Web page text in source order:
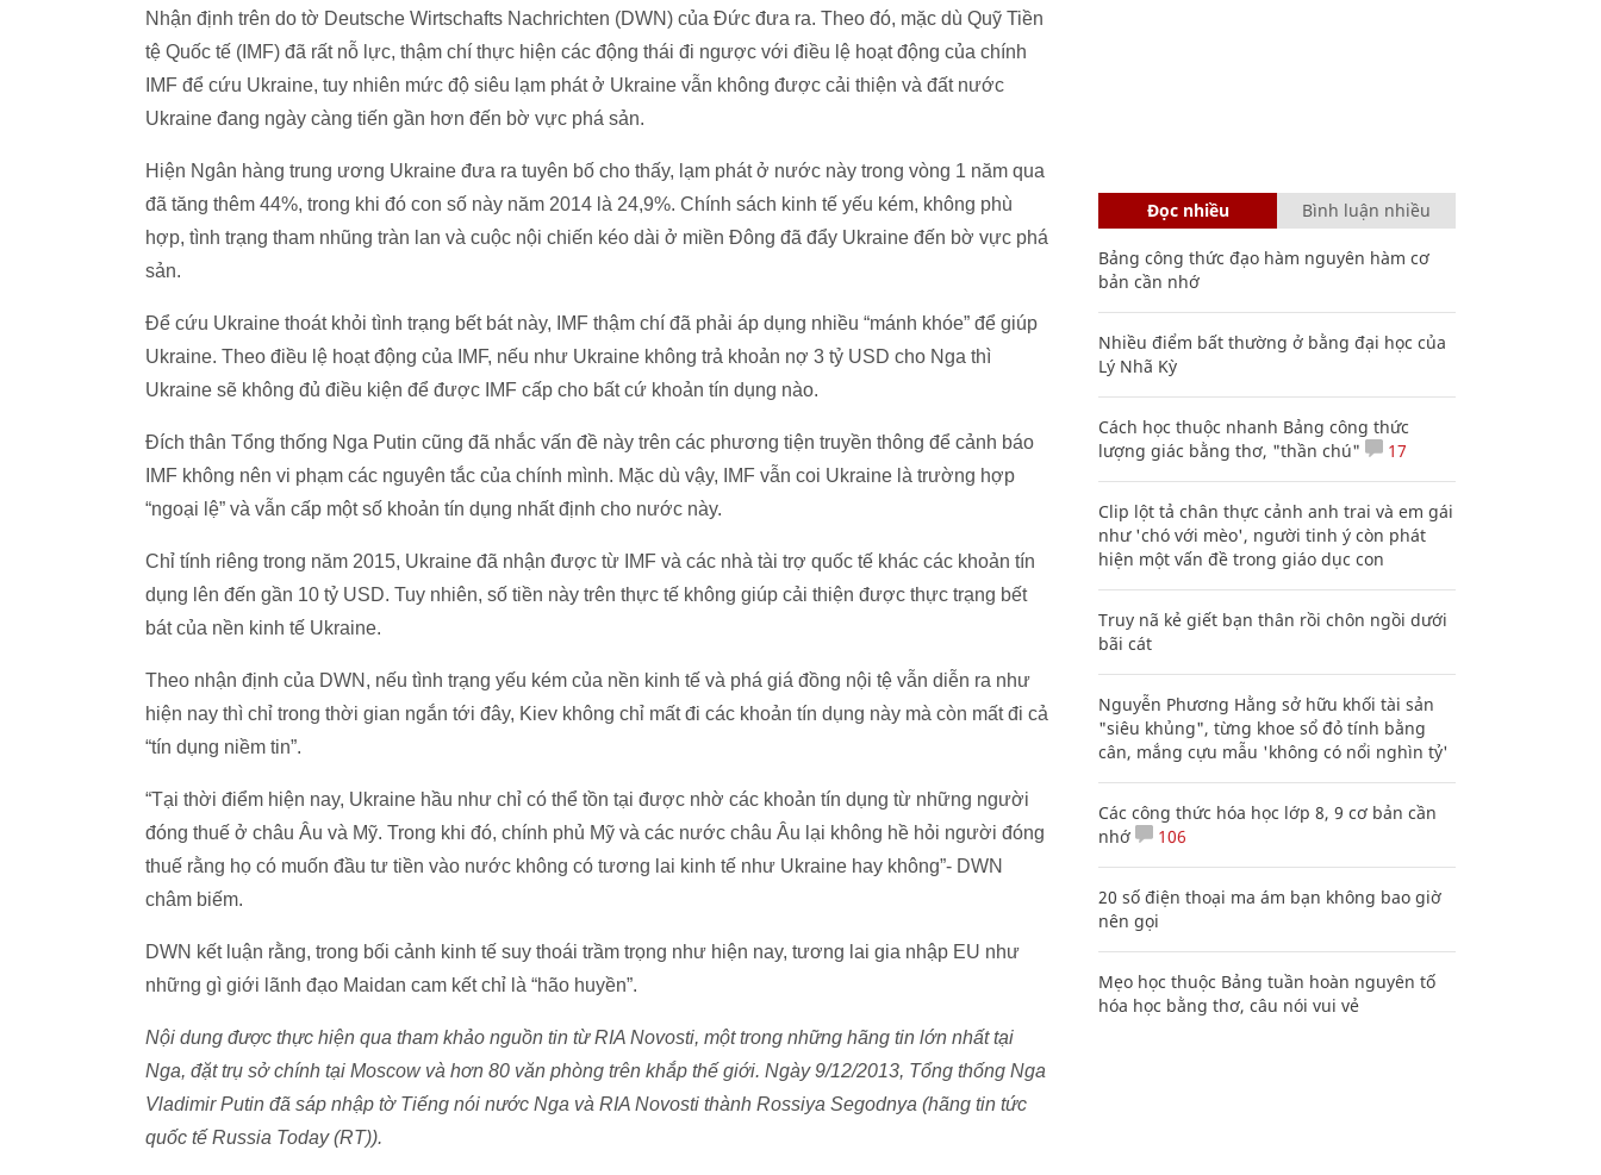
Nhận định trên do tờ Deutsche Wirtschafts Nachrichten (DWN) của Đức đưa ra. Theo đó, mặc dù Quỹ Tiền
tệ Quốc tế (IMF) đã rất nỗ lực, thậm chí thực hiện các động thái đi ngược với điều lệ hoạt động của chính
IMF để cứu Ukraine, tuy nhiên mức độ siêu lạm phát ở Ukraine vẫn không được cải thiện và đất nước
Ukraine đang ngày càng tiến gần hơn đến bờ vực phá sản.
Hiện Ngân hàng trung ương Ukraine đưa ra tuyên bố cho thấy, lạm phát ở nước này trong vòng 1 năm qua
đã tăng thêm 44%, trong khi đó con số này năm 2014 là 24,9%. Chính sách kinh tế yếu kém, không phù
hợp, tình trạng tham nhũng tràn lan và cuộc nội chiến kéo dài ở miền Đông đã đẩy Ukraine đến bờ vực phá
sản.
Để cứu Ukraine thoát khỏi tình trạng bết bát này, IMF thậm chí đã phải áp dụng nhiều “mánh khóe” để giúp
Ukraine. Theo điều lệ hoạt động của IMF, nếu như Ukraine không trả khoản nợ 3 tỷ USD cho Nga thì
Ukraine sẽ không đủ điều kiện để được IMF cấp cho bất cứ khoản tín dụng nào.
Đích thân Tổng thống Nga Putin cũng đã nhắc vấn đề này trên các phương tiện truyền thông để cảnh báo
IMF không nên vi phạm các nguyên tắc của chính mình. Mặc dù vậy, IMF vẫn coi Ukraine là trường hợp
“ngoại lệ” và vẫn cấp một số khoản tín dụng nhất định cho nước này.
Chỉ tính riêng trong năm 2015, Ukraine đã nhận được từ IMF và các nhà tài trợ quốc tế khác các khoản tín
dụng lên đến gần 10 tỷ USD. Tuy nhiên, số tiền này trên thực tế không giúp cải thiện được thực trạng bết
bát của nền kinh tế Ukraine.
Theo nhận định của DWN, nếu tình trạng yếu kém của nền kinh tế và phá giá đồng nội tệ vẫn diễn ra như
hiện nay thì chỉ trong thời gian ngắn tới đây, Kiev không chỉ mất đi các khoản tín dụng này mà còn mất đi cả
“tín dụng niềm tin”.
“Tại thời điểm hiện nay, Ukraine hầu như chỉ có thể tồn tại được nhờ các khoản tín dụng từ những người
đóng thuế ở châu Âu và Mỹ. Trong khi đó, chính phủ Mỹ và các nước châu Âu lại không hề hỏi người đóng
thuế rằng họ có muốn đầu tư tiền vào nước không có tương lai kinh tế như Ukraine hay không”- DWN
châm biếm.
DWN kết luận rằng, trong bối cảnh kinh tế suy thoái trầm trọng như hiện nay, tương lai gia nhập EU như
những gì giới lãnh đạo Maidan cam kết chỉ là “hão huyền”.
Nội dung được thực hiện qua tham khảo nguồn tin từ RIA Novosti, một trong những hãng tin lớn nhất tại
Nga, đặt trụ sở chính tại Moscow và hơn 80 văn phòng trên khắp thế giới. Ngày 9/12/2013, Tổng thống Nga
Vladimir Putin đã sáp nhập tờ Tiếng nói nước Nga và RIA Novosti thành Rossiya Segodnya (hãng tin tức
quốc tế Russia Today (RT)).
Đọc nhiều Bình luận nhiều
Bảng công thức đạo hàm nguyên hàm cơ
bản cần nhớ
Nhiều điểm bất thường ở bằng đại học của
Lý Nhã Kỳ
Cách học thuộc nhanh Bảng công thức
lượng giác bằng thơ, "thần chú"
17
Clip lột tả chân thực cảnh anh trai và em gái
như 'chó với mèo', người tinh ý còn phát
hiện một vấn đề trong giáo dục con
Truy nã kẻ giết bạn thân rồi chôn ngồi dưới
bãi cát
Nguyễn Phương Hằng sở hữu khối tài sản
"siêu khủng", từng khoe sổ đỏ tính bằng
cân, mắng cựu mẫu 'không có nổi nghìn tỷ'
Các công thức hóa học lớp 8, 9 cơ bản cần
nhớ
106
20 số điện thoại ma ám bạn không bao giờ
nên gọi
Mẹo học thuộc Bảng tuần hoàn nguyên tố
hóa học bằng thơ, câu nói vui vẻ